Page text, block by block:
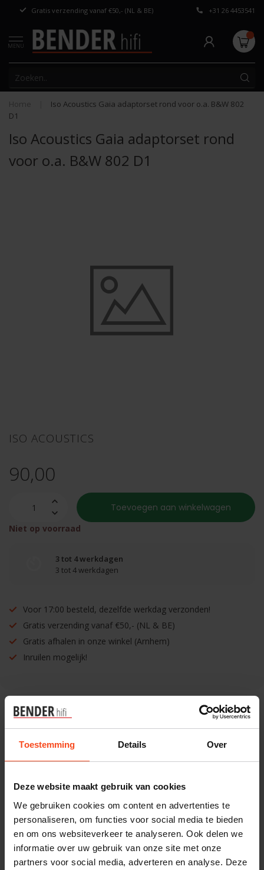
Toestemming Details Over
Deze website maakt gebruik van cookies
We gebruiken cookies om content en advertenties te
personaliseren, om functies voor social media te bieden
en om ons websiteverkeer te analyseren. Ook delen we
informatie over uw gebruik van onze site met onze
partners voor social media, adverteren en analyse. Deze
Gratis verzending vanaf €50,- (NL & BE) Persoonlijk
+31 26 4453541
MENU
Home
Iso Acoustics Gaia adaptorset rond voor o.a. B&W 802
D1
Iso Acoustics Gaia adaptorset rond
voor o.a. B&W 802 D1
ISO ACOUSTICS
90,00
Toevoegen aan winkelwagen
Niet op voorraad
3 tot 4 werkdagen
3 tot 4 werkdagen
Voor 17:00 besteld, dezelfde werkdag verzonden!
Gratis verzending vanaf €50,- (NL & BE)
Gratis afhalen in onze winkel (Arnhem)
Inruilen mogelijk!
Benieuwd naar dit product?
Plan kosteloos een luisterafspraak. Of heb je hulp
Interesse in product
Maak een luisterafspraak